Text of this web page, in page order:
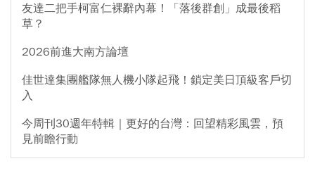
友達二把手柯富仁裸辭內幕！「落後群創」成最後稻
草？
2026前進大南方論壇
佳世達集團艦隊無人機小隊起飛！鎖定美日頂級客戶切
入
今周刊30週年特輯｜更好的台灣：回望精彩風雲，預
見前瞻行動